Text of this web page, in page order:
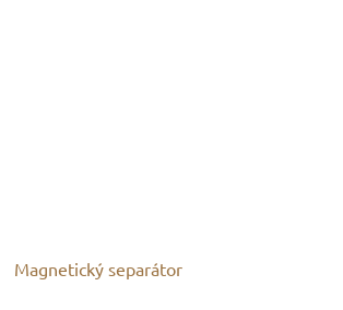
Magnetický separátor